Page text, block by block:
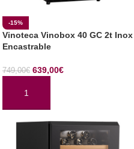
-15%
Vinoteca Vinobox 40 GC 2t Inox
Encastrable
749,00€ 639,00€
AÑADIR AL CARRITO